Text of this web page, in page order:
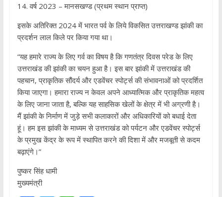
14. वर्ष 2023 – मानसखण्ड (प्रथम स्थान प्राप्त)
इसके अतिरिक्त 2024 में भारत पर्व के लिये विकसित उत्तराखण्ड झांकी का
प्रदर्शन लाल किले पर किया गया था।
“यह हमारे राज्य के लिए गर्व का विषय है कि गणतंत्र दिवस परेड के लिए
उत्तराखंड की झांकी का चयन हुआ है। इस बार झांकी में उत्तराखंड की
पहचान, प्राकृतिक सौंदर्य और एडवेंचर स्पोर्ट्स की संभावनाओं को प्रदर्शित
किया जाएगा। हमारा राज्य न केवल अपने आध्यात्मिक और प्राकृतिक महत्व
के लिए जाना जाता है, बल्कि यह साहसिक खेलों के क्षेत्र में भी अग्रणी है।
मैं झांकी के निर्माण में जुड़े सभी कलाकारों और अधिकारियों को बधाई देता
हूं। हम इस झांकी के माध्यम से उत्तराखंड को पर्यटन और एडवेंचर स्पोर्ट्स
के प्रमुख केंद्र के रूप में स्थापित करने की दिशा में और मजबूती से कदम
बढ़ाएंगे।”
पुष्कर सिंह धामी
मुख्यमंत्री